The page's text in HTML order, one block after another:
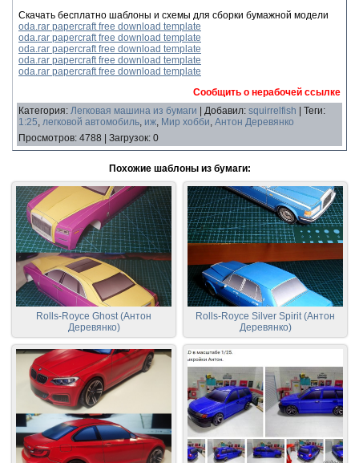
Скачать бесплатно шаблоны и схемы для сборки бумажной модели
oda.rar papercraft free download template
oda.rar papercraft free download template
oda.rar papercraft free download template
oda.rar papercraft free download template
oda.rar papercraft free download template
Сообщить о нерабочей ссылке
Категория: Легковая машина из бумаги Добавил: squirrelfish Теги:
1:25, легковой автомобиль, иж, Мир хобби, Антон Деревянко
Просмотров: 4788 Загрузок: 0
Похожие шаблоны из бумаги:
Rolls-Royce Ghost (Антон
Деревянко)
Rolls-Royce Silver Spirit (Антон
Деревянко)